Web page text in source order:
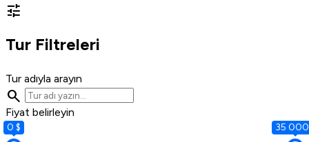
tune
Tur Filtreleri
Tur adıyla arayın
search
Fiyat belirleyin
0 $ 35 000